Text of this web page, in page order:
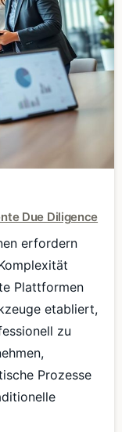
Due Diligence
erfordern
Plattformen
etabliert,
zu
Prozesse